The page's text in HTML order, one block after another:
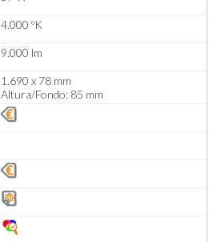
4.000 ºK
9.000 lm
1.690 x 78 mm
Altura/Fondo: 85 mm